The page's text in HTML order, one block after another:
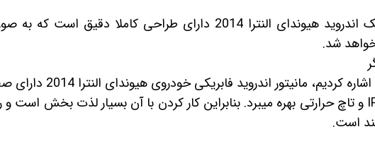
قاب مانیتور فابریک اندروید هیوندای النترا 2014 دارای طراحی
شد.
و تاچ حرارتی بهره میبرد. بنابراین کار کردن با آن بسیار لذت بخش است
است.